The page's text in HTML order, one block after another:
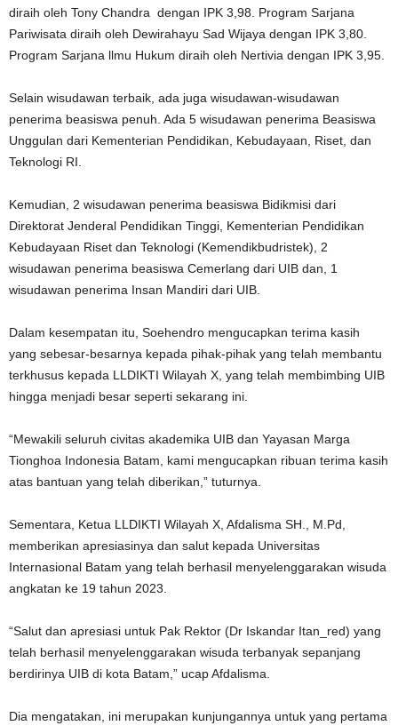
diraih oleh Tony Chandra dengan IPK 3,98. Program Sarjana
Pariwisata diraih oleh Dewirahayu Sad Wijaya dengan IPK 3,80.
Program Sarjana llmu Hukum diraih oleh Nertivia dengan IPK 3,95.
Selain wisudawan terbaik, ada juga wisudawan-wisudawan
penerima beasiswa penuh. Ada 5 wisudawan penerima Beasiswa
Unggulan dari Kementerian Pendidikan, Kebudayaan, Riset, dan
Teknologi RI.
Kemudian, 2 wisudawan penerima beasiswa Bidikmisi dari
Direktorat Jenderal Pendidikan Tinggi, Kementerian Pendidikan
Kebudayaan Riset dan Teknologi (Kemendikbudristek), 2
wisudawan penerima beasiswa Cemerlang dari UIB dan, 1
wisudawan penerima Insan Mandiri dari UIB.
Dalam kesempatan itu, Soehendro mengucapkan terima kasih
yang sebesar-besarnya kepada pihak-pihak yang telah membantu
terkhusus kepada LLDIKTI Wilayah X, yang telah membimbing UIB
hingga menjadi besar seperti sekarang ini.
“Mewakili seluruh civitas akademika UIB dan Yayasan Marga
Tionghoa Indonesia Batam, kami mengucapkan ribuan terima kasih
atas bantuan yang telah diberikan,” tuturnya.
Sementara, Ketua LLDIKTI Wilayah X, Afdalisma SH., M.Pd,
memberikan apresiasinya dan salut kepada Universitas
Internasional Batam yang telah berhasil menyelenggarakan wisuda
angkatan ke 19 tahun 2023.
“Salut dan apresiasi untuk Pak Rektor (Dr Iskandar Itan_red) yang
telah berhasil menyelenggarakan wisuda terbanyak sepanjang
berdirinya UIB di kota Batam,” ucap Afdalisma.
Dia mengatakan, ini merupakan kunjungannya untuk yang pertama